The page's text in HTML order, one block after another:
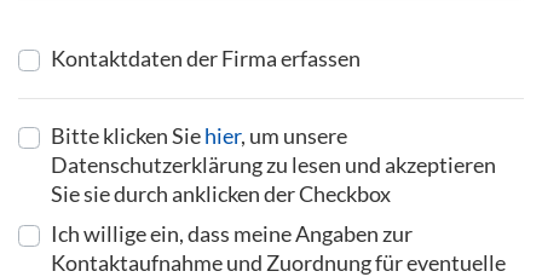
Kontaktdaten der Firma erfassen
Bitte klicken Siehier, um unsere
Datenschutzerklärung zu lesen und akzeptieren
Sie sie durch anklicken der Checkbox
Ich willige ein, dass meine Angaben zur
Kontaktaufnahme und Zuordnung für eventuelle